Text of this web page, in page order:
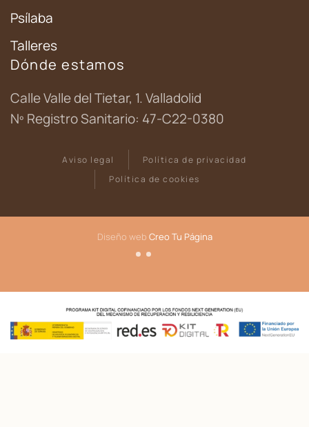
Psílaba
Talleres
Dónde estamos
Calle Valle del Tietar, 1. Valladolid
Nº Registro Sanitario: 47-C22-0380
Aviso legal
Política de privacidad
Política de cookies
Diseño web Creo Tu Página